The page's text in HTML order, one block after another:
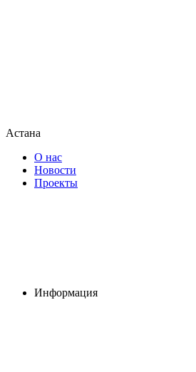
Астана
О нас
Новости
Проекты
Информация